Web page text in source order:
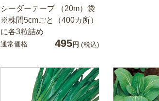
シーダーテープ （20m）袋
※株間5cmごと（400カ所）
に各3粒詰め
通常価格 495円 (税込)